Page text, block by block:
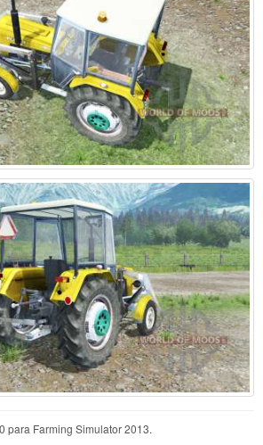
para Farming Simulator 2013.